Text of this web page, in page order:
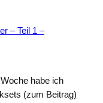
– Teil 1 –
habe ich
(zum Beitrag)